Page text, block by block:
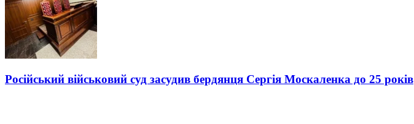
Російський військовий суд засудив бердянця Сергія Москаленка до 25 років